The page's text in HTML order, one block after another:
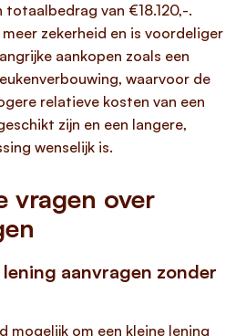
van €18.120,-.
zekerheid en is voordeliger
aankopen zoals een
waarvoor de
relatieve kosten van een
zijn en een langere,
wenselijk is.
vragen over
lening aanvragen zonder
mogelijk om een kleine lening